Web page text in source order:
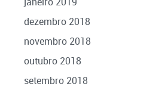
dezembro 2018
novembro 2018
outubro 2018
setembro 2018